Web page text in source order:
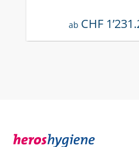
regulärer preis:
ab CHF